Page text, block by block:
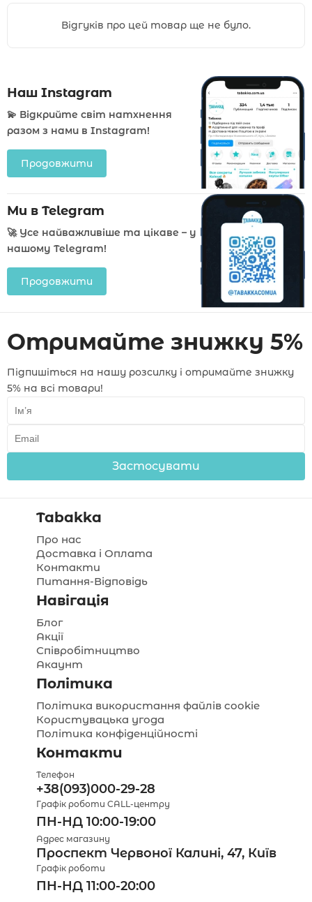
Відгуків про цей товар ще не було.
Наш Instagram
💫 Відкрийте світ натхнення
разом з нами в Instagram!
Продовжити
Ми в Telegram
🚀 Усе найважливіше та цікаве – у
нашому Telegram!
Продовжити
Отримайте знижку 5%
Підпишіться на нашу розсилку і отримайте знижку
5% на всі товари!
Застосувати
Tabakka
Про нас
Доставка і Оплата
Контакти
Питання-Відповідь
Навігація
Блог
Акції
Співробітництво
Акаунт
Політика
Політика використання файлів cookie
Користувацька угода
Політика конфіденційності
Контакти
Телефон
+38(093)000-29-28
Графік роботи CALL-центру
ПН-НД 10:00-19:00
Адрес магазину
Проспект Червоної Калині, 47, Київ
Графік роботи
ПН-НД 11:00-20:00